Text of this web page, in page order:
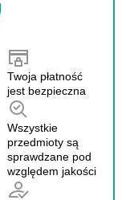
Twoja płatność
jest bezpieczna
Wszystkie
przedmioty są
sprawdzane pod
względem jakości